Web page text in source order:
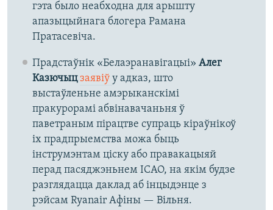
гэта было неабходна для арышту
апазыцыйнага блогера Рамана
Пратасевіча.
Прадстаўнік «Белаэранавігацыі» Алег
Казючыцзаявіў у адказ, што
выстаўленьне амэрыканскімі
пракурорамі абвінавачаньня ў
паветраным пірацтве супраць кіраўнікоў
іх прадпрыемства можа быць
інструмэнтам ціску або правакацыяй
перад пасяджэньнем ICAO, на якім будзе
разглядацца даклад аб інцыдэнце з
рэйсам Ryanair Афіны — Вільня.